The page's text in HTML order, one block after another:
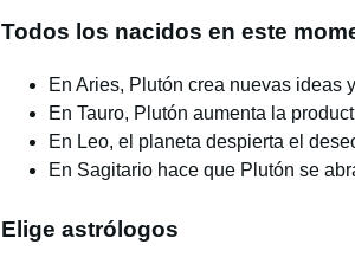
Todos los nacidos en este
En Aries, Plutón crea nuevas ideas
En Tauro, Plutón aumenta la
En Leo, el planeta despierta el
En Sagitario hace que Plutón se
Elige astrólogos